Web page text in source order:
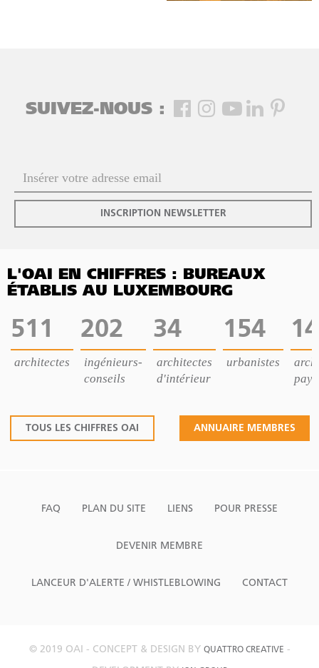
SUIVEZ-NOUS :
INSCRIPTION NEWSLETTER
L'OAI EN CHIFFRES : BUREAUX
ÉTABLIS AU LUXEMBOURG
511
architectes
202
ingénieurs-
conseils
34
architectes
d'intérieur
154
urbanistes
14
TOUS LES CHIFFRES OAI ANNUAIRE MEMBRES
FAQ PLAN DU SITE LIENS POUR PRESSE
DEVENIR MEMBRE
LANCEUR D'ALERTE / WHISTLEBLOWING CONTACT
© 2019 OAI - CONCEPT & DESIGN BY QUATTRO CREATIVE -